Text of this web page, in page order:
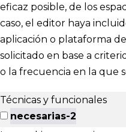
eficaz posible, de los
caso, el editor haya
aplicación o plataforma
solicitado en base a
o la frecuencia en la que
Técnicas y funcionales
necesarias-2